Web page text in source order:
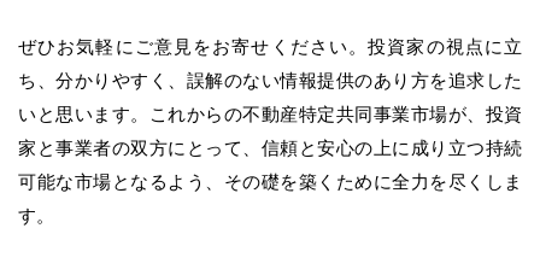
ぜひお気軽にご意見をお寄せください。投資家の視点に立
ち、分かりやすく、誤解のない情報提供のあり方を追求した
いと思います。これからの不動産特定共同事業市場が、投資
家と事業者の双方にとって、信頼と安心の上に成り立つ持続
可能な市場となるよう、その礎を築くために全力を尽くしま
す。